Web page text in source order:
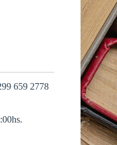
659 2778